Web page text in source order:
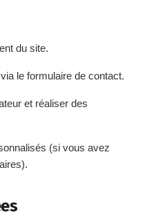
du site.
le formulaire de contact.
et réaliser des
(si vous avez